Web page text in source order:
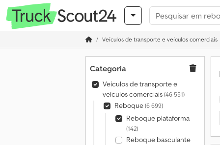
Veículos de transporte e veículos comerciais
Categoria
Veículos de transporte e
veículos comerciais(46 551)
Reboque(6 699)
Reboque plataforma
(142)
Reboque basculante